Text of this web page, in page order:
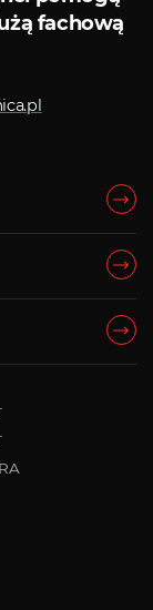
fachową